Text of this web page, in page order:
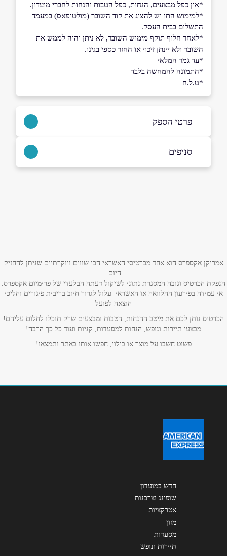
*אין כפל מבצעים, הנחות, כפל הטבות והנחות לחברי מועדון.
*למימוש התו יש להציג את קוד השובר (מולטיפאס) במעמד
התשלום בבית העסק.
*לאחר חלוף תוקף מימוש השובר, לא ניתן יהיה לממש את
השובר ולא יינתן זיכוי או החזר כספי בגינו.
*עד גמר המלאי
*התמונה להמחשה בלבד
*ט.ל.ח
פרטי הספק
בפייסבוק באינסטגרם
אימייל*
נושא*
אנא חזרו אלי בקשר ל...
סניפים
אמריקן אקספרס הוא אחד מכרטיסי האשראי הכי שווים ויוקרתיים שניתן להחזיק
היום.
הנפקת הכרטיס וגובה המסגרת נתוני לשיקול דעתה הבלעדי של פרימיום אקספרס.
אי עמידה בפירעון ההלוואה או האשראי עלול לגרור חיוב בריבית פיגורים והליכי
הוצאה לפועל
הכרטיס נותן לכם את מיטב ההנחות, הטבות ומבצעים שרק תוכלו לחלום עליהם!
מבצעי תיירות ונופש, הנחות למסעדות, קניות ועוד כל כך הרבה!
פשוט חשבו על מוצר או בילוי, חפשו אותו באתר ותמצאו!
חדש במועדון
שופינג וצרכנות
אטרקציות
מזון
מסעדות
תיירות ונופש